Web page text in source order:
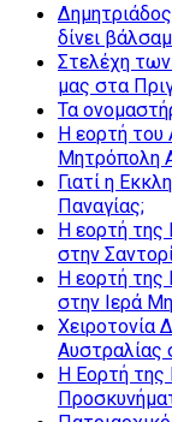
δίνει
Στελέχη
μας στα
Τα
Η εορτή του
Μητρόπολη
Γιατί η
Παναγίας;
Η εορτή
στην
Η εορτή
στην Ιερά
Χειροτονία
Αυστραλίας
Η Εορτή